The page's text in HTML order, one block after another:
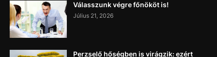
Válasszunk végre főnököt is!
Július 21, 2026
Perzselő hőségben is virágzik: ezért